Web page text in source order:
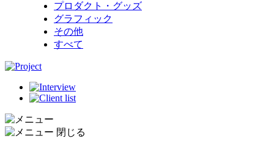
プロダクト・グッズ
グラフィック
その他
すべて